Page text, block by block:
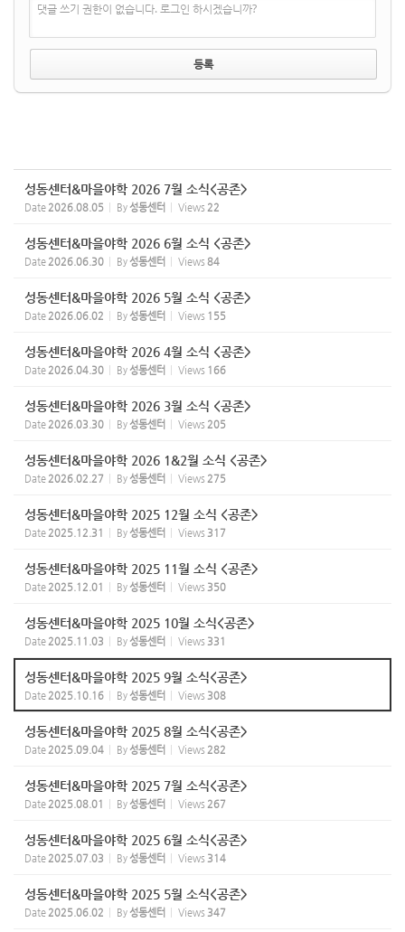
댓글 쓰기 권한이 없습니다. 로그인 하시겠습니까?
성동센터&마을야학 2026 7월 소식<공존>
Date 2026.08.05 By 성동센터 Views 22
성동센터&마을야학 2026 6월 소식 <공존>
Date 2026.06.30 By 성동센터 Views 84
성동센터&마을야학 2026 5월 소식 <공존>
Date 2026.06.02 By 성동센터 Views 155
성동센터&마을야학 2026 4월 소식 <공존>
Date 2026.04.30 By 성동센터 Views 166
성동센터&마을야학 2026 3월 소식 <공존>
Date 2026.03.30 By 성동센터 Views 205
성동센터&마을야학 2026 1&2월 소식 <공존>
Date 2026.02.27 By 성동센터 Views 275
성동센터&마을야학 2025 12월 소식 <공존>
Date 2025.12.31 By 성동센터 Views 317
성동센터&마을야학 2025 11월 소식 <공존>
Date 2025.12.01 By 성동센터 Views 350
성동센터&마을야학 2025 10월 소식<공존>
Date 2025.11.03 By 성동센터 Views 331
성동센터&마을야학 2025 9월 소식<공존>
Date 2025.10.16 By 성동센터 Views 308
성동센터&마을야학 2025 8월 소식<공존>
Date 2025.09.04 By 성동센터 Views 282
성동센터&마을야학 2025 7월 소식<공존>
Date 2025.08.01 By 성동센터 Views 267
성동센터&마을야학 2025 6월 소식<공존>
Date 2025.07.03 By 성동센터 Views 314
성동센터&마을야학 2025 5월 소식<공존>
Date 2025.06.02 By 성동센터 Views 347